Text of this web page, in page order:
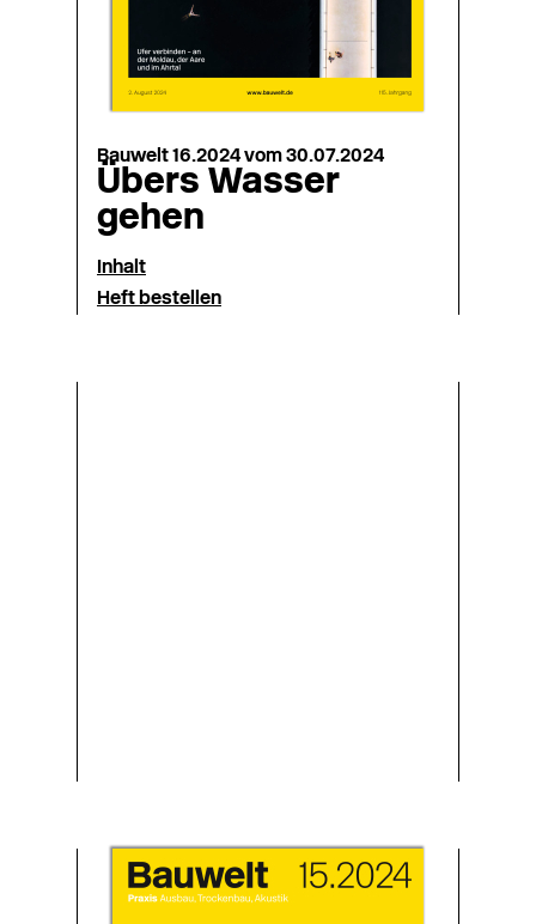
Bauwelt 16.2024 vom 30.07.2024
Übers Wasser
gehen
Inhalt
Heft bestellen